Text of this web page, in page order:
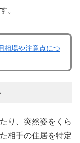
。
相場や注意点につ
り、突然姿をくら
相手の住居を特定